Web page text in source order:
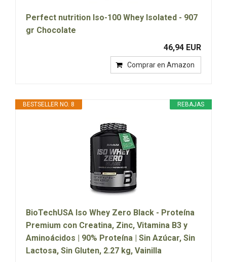
Perfect nutrition Iso-100 Whey Isolated - 907
gr Chocolate
46,94 EUR
Comprar en Amazon
REBAJAS
BESTSELLER NO. 8
BioTechUSA Iso Whey Zero Black - Proteína
Premium con Creatina, Zinc, Vitamina B3 y
Aminoácidos | 90% Proteína | Sin Azúcar, Sin
Lactosa, Sin Gluten, 2.27 kg, Vainilla